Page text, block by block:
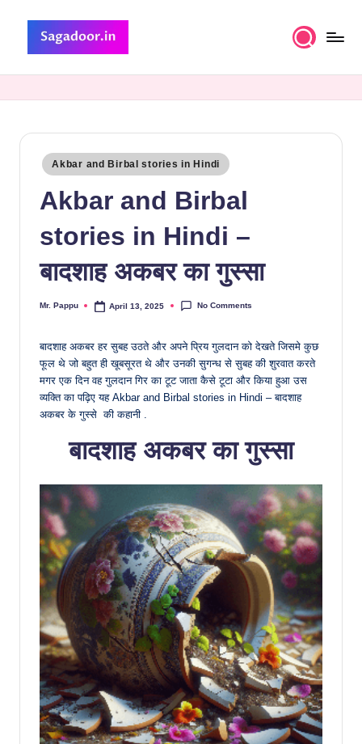
content
Collection
Posted
in
Akbar and Birbal stories in Hindi
Akbar and Birbal
stories in Hindi –
बादशाह अकबर का गुस्सा
Posted
Mr. Pappu April 13, 2025 No Comments
बादशाह अकबर हर सुबह उठते और अपने प्रिय गुलदान को देखते जिसमे कुछ
फूल थे जो बहुत ही खूबसूरत थे और उनकी सुगन्ध से सुबह की शुरवात करते
मगर एक दिन वह गुलदान गिर का टूट जाता कैसे टूटा और किया हुआ उस
व्यक्ति का पढ़िए यह Akbar and Birbal stories in Hindi – बादशाह
अकबर के गुस्से की कहानी .
बादशाह अकबर का गुस्सा